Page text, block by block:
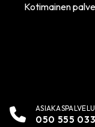
Kotimainen
ASIAKASPALVELU
050 555